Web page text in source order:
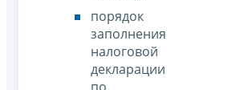
порядок
заполнения
налоговой
декларации
по